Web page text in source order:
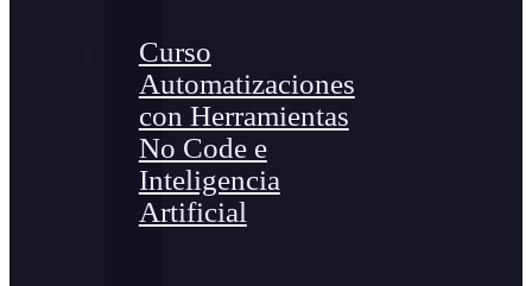
Curso
Automatizaciones
con Herramientas
No Code e
Inteligencia
Artificial